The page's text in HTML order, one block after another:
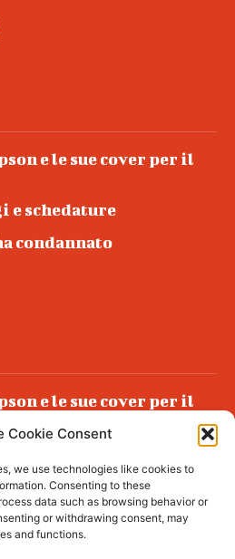
Cookie Consent
we use technologies like cookies to
Consenting to these
data such as browsing behavior or
or withdrawing consent, may
and functions.
e le sue cover per il
e schedature
condannato
e le sue cover per il
condannato